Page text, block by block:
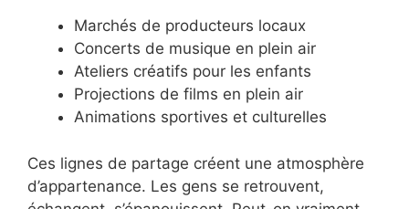
Marchés de producteurs locaux
Concerts de musique en plein air
Ateliers créatifs pour les enfants
Projections de films en plein air
Animations sportives et culturelles
Ces lignes de partage créent une atmosphère
d’appartenance. Les gens se retrouvent,